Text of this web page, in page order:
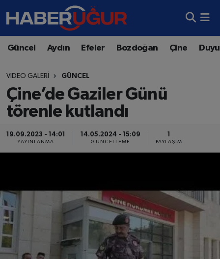
Güncel Aydın Efeler Bozdoğan Çine
VIDEO GALERI GÜNCEL
Çine’de Gaziler Günü
törenle kutlandı
19.09.2023 - 14:01
YAYINLANMA
14.05.2024 - 15:09
GÜNCELLEME PAYLAŞIM
Aydın Nöbetçi Eczaneler
Aydın Namaz Vakitleri
Aydın Trafik Yoğunluk Haritası
Süper Lig Puan Durumu ve Fikstür
Haber Arşivi